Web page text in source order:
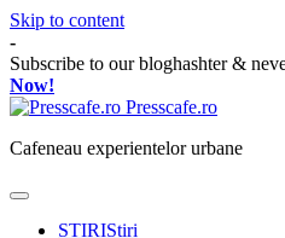
Skip to content
-
Subscribe to our bloghashter &
Now!
Presscafe.ro
Cafeneau experientelor urbane
STIRIStiri